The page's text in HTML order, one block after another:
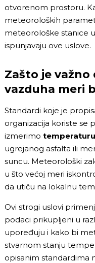
otvorenom prostoru.
meteoroloških
meteorološke stanice
ispunjavaju ove uslove.
Zašto je
vazduha meri
Standardi koje je
organizacija koriste se
izmerimo
ugrejanog asfalta ili
suncu. Meteorološki
u što većoj meri
da utiču na lokalnu
Ovi strogi uslovi
podaci prikupljeni u
upoređuju i kako bi
stvarnom stanju
opisanim standardima